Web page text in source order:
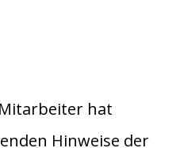
hat
Hinweise der